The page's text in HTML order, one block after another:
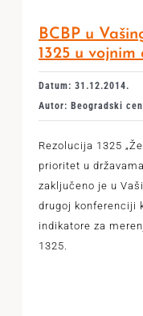
BCBP u
1325 u
Datum: 31.12.2014.
Autor: Beogradski
Rezolucija 1325
prioritet u
zaključeno je u
drugoj konferenciji
indikatore za
1325.